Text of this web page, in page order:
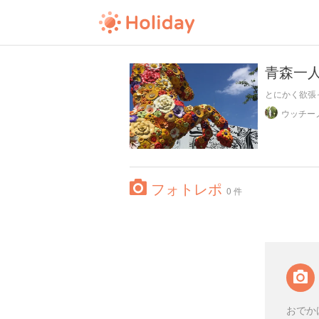
青森一
とにかく欲
ウッチー
フォトレポ 0 件
おで